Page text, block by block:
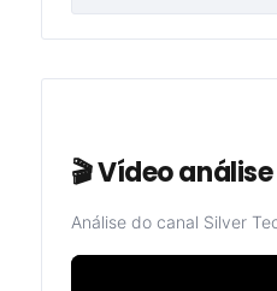
🎬 Vídeo análise
Análise do canal Silver